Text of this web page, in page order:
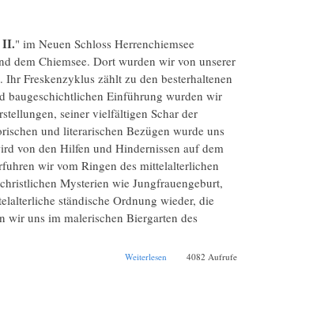
II." im Neuen Schloss Herrenchiemsee
dem Chiemsee. Dort wurden wir von unserer
Freskenzyklus zählt zu den besterhaltenen
baugeschichtlichen Einführung wurden wir
seiner vielfältigen Schar der
und literarischen Bezügen wurde uns
von den Hilfen und Hindernissen auf dem
wir vom Ringen des mittelalterlichen
Mysterien wie Jungfrauengeburt,
ständische Ordnung wieder, die
uns im malerischen Biergarten des
Weiterlesen über Vereinsausflug
4082 Aufrufe